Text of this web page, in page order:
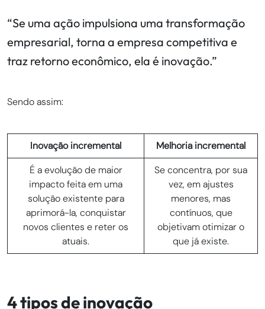
“Se uma ação impulsiona uma transformação
empresarial, torna a empresa competitiva e
traz retorno econômico, ela é inovação.”
Sendo assim:
Inovação incremental
Melhoria incremental
É a evolução de maior
impacto feita em uma
solução existente para
aprimorá-la, conquistar
novos clientes e reter os
atuais.
Se concentra, por sua
vez, em ajustes
menores, mas
contínuos, que
objetivam otimizar o
que já existe.
4 tipos de inovação